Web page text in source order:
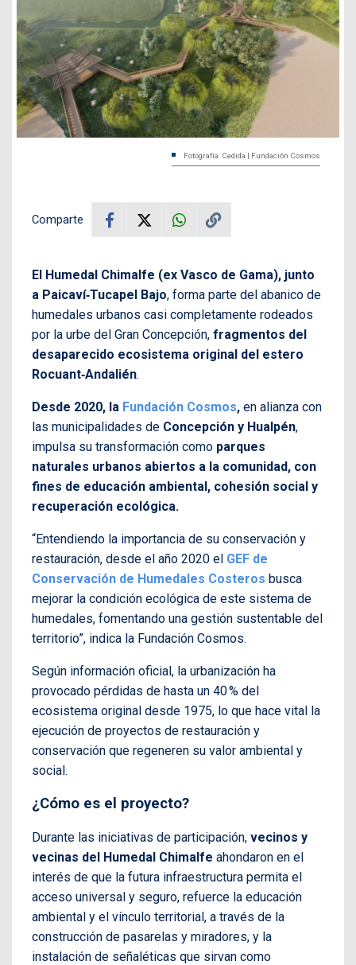
Fotografía: Cedida | Fundación Cosmos
Comparte
El Humedal Chimalfe (ex Vasco de Gama), junto
a Paicaví‑Tucapel Bajo, forma parte del abanico de
humedales urbanos casi completamente rodeados
por la urbe del Gran Concepción, fragmentos del
desaparecido ecosistema original del estero
Rocuant‑Andalién.
Desde 2020, la Fundación Cosmos, en alianza con
las municipalidades de Concepción y Hualpén,
impulsa su transformación como parques
naturales urbanos abiertos a la comunidad, con
fines de educación ambiental, cohesión social y
recuperación ecológica.
“Entendiendo la importancia de su conservación y
restauración, desde el año 2020 el GEF de
Conservación de Humedales Costeros busca
mejorar la condición ecológica de este sistema de
humedales, fomentando una gestión sustentable del
territorio”, indica la Fundación Cosmos.
Según información oficial, la urbanización ha
provocado pérdidas de hasta un 40 % del
ecosistema original desde 1975, lo que hace vital la
ejecución de proyectos de restauración y
conservación que regeneren su valor ambiental y
social.
¿Cómo es el proyecto?
Durante las iniciativas de participación, vecinos y
vecinas del Humedal Chimalfe ahondaron en el
interés de que la futura infraestructura permita el
acceso universal y seguro, refuerce la educación
ambiental y el vínculo territorial, a través de la
construcción de pasarelas y miradores, y la
instalación de señaléticas que sirvan como